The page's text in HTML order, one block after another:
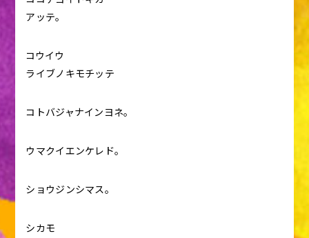
アッテ。
コウイウ
ライブノキモチッテ
コトバジャナインヨネ。
ウマクイエンケレド。
ショウジンシマス。
シカモ